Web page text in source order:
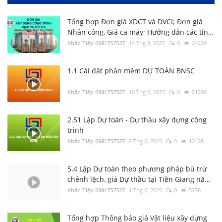
Tổng hợp Đơn giá XDCT và DVCI; Đơn giá
Nhân công, Giá ca máy; Hướng dẫn các tỉnh
thành
Khắc Tiệp 0981757527 14 Thg 8, 2025 0 24229
1.1 Cài đặt phần mềm DỰ TOÁN BNSC
Khắc Tiệp 0981757527 10 Thg 6, 2025 0 21206
2.51 Lập Dự toán - Dự thầu xây dựng công
trình
Khắc Tiệp 0981757527 2 Thg 6, 2025 0 12428
5.4 Lập Dự toán theo phương pháp bù trừ
chênh lệch, giá Dự thầu tại Tiền Giang năm
2023
Khắc Tiệp 0981757527 1 Thg 6, 2025 0 5276
Tổng hợp Thông báo giá Vật liệu xây dựng
trên DỰ TOÁN BNSC
Luật Đấu thầu số: 22/2023/QH15, Hiệu lực
áp dụng từ ngày 01/1/2024
Tổng hợp Thông báo giá Vật liệu xây dựng
các tỉnh thành